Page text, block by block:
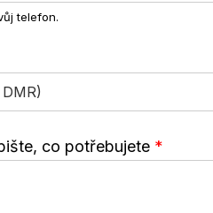
telefon.
co potřebujete *